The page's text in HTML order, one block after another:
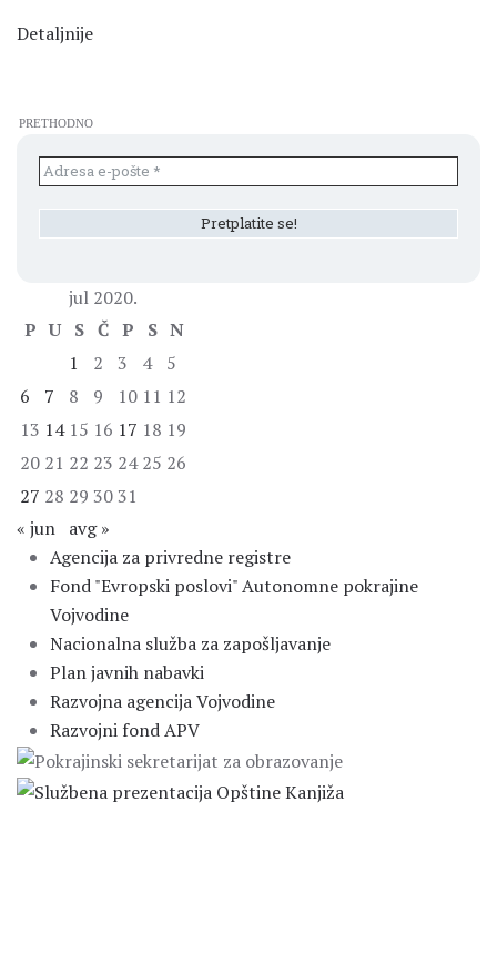
Detaljnije
PRETHODNO
jul 2020.
P U S Č P S N
1
2 3 4
5
6
7 8 9 10 11 12
13 14 15 16 17 18 19
20 21 22 23 24 25 26
27 28 29 30 31
« jun avg »
Agencija za privredne registre
Fond "Evropski poslovi" Autonomne pokrajine
Vojvodine
Nacionalna služba za zapošljavanje
Plan javnih nabavki
Razvojna agencija Vojvodine
Razvojni fond APV